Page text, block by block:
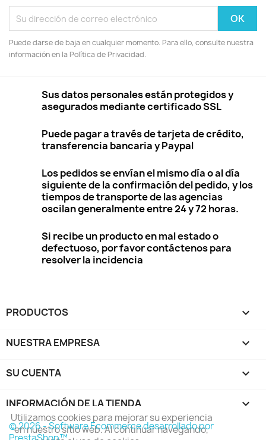
Puede darse de baja en cualquier momento. Para ello, consulte nuestra
información en la Política de Privacidad.
Sus datos personales están protegidos y
asegurados mediante certificado SSL
Puede pagar a través de tarjeta de crédito,
transferencia bancaria y Paypal
Los pedidos se envían el mismo día o al día
siguiente de la confirmación del pedido, y los
tiempos de transporte de las agencias
oscilan generalmente entre 24 y 72 horas.
Si recibe un producto en mal estado o
defectuoso, por favor contáctenos para
resolver la incidencia
PRODUCTOS 
NUESTRA EMPRESA 
SU CUENTA 
INFORMACIÓN DE LA TIENDA keyboard_arrow_down
Utilizamos cookies para mejorar su experiencia
en nuestro sitio web. Al continuar navegando,
© 2026 - Software Ecommerce desarrollado por